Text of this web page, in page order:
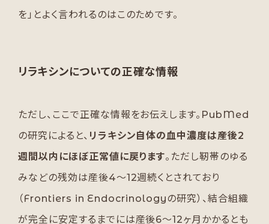
を」とよく言われるのはこのためです。
リラキシンについての正確な情報
ただし、ここで正確な情報をお伝えします。PubMed
の研究によると、 リラキシン自体の血中濃度は産後2
週間以内にほぼ正常値に戻ります。ただし靭帯のゆる
みなどの残効は産後4〜12週続くとされており
（Frontiers in Endocrinologyの研究）、結合組織
が完全に安定するまでには産後6〜12ヶ月かかるとも